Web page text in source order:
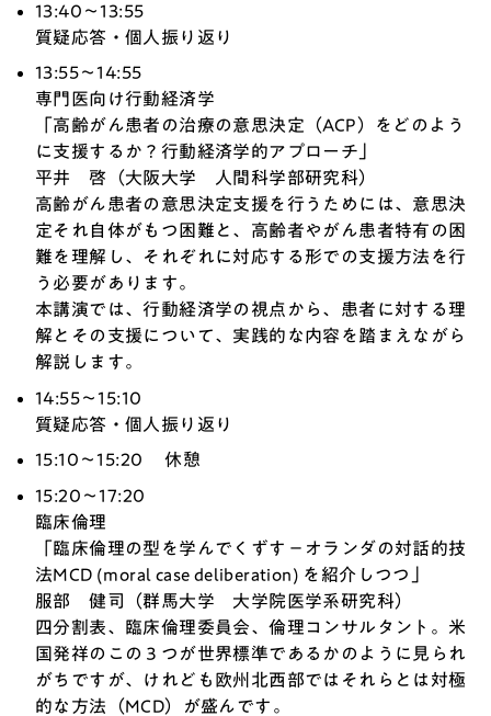
13:40～13:55
質疑応答・個人振り返り
13:55～14:55
専門医向け行動経済学
「高齢がん患者の治療の意思決定（ACP）をどのよう
に支援するか？行動経済学的アプローチ」
平井 啓（大阪大学 人間科学部研究科）
高齢がん患者の意思決定支援を行うためには、意思決
定それ自体がもつ困難と、高齢者やがん患者特有の困
難を理解し、それぞれに対応する形での支援方法を行
う必要があります。
本講演では、行動経済学の視点から、患者に対する理
解とその支援について、実践的な内容を踏まえながら
解説します。
14:55～15:10
質疑応答・個人振り返り
15:10～15:20 休憩
15:20～17:20
臨床倫理
「臨床倫理の型を学んでくずす－オランダの対話的技
法MCD (moral case deliberation) を紹介しつつ」
服部 健司（群馬大学 大学院医学系研究科）
四分割表、臨床倫理委員会、倫理コンサルタント。米
国発祥のこの３つが世界標準であるかのように見られ
がちですが、けれども欧州北西部ではそれらとは対極
的な方法（MCD）が盛んです。